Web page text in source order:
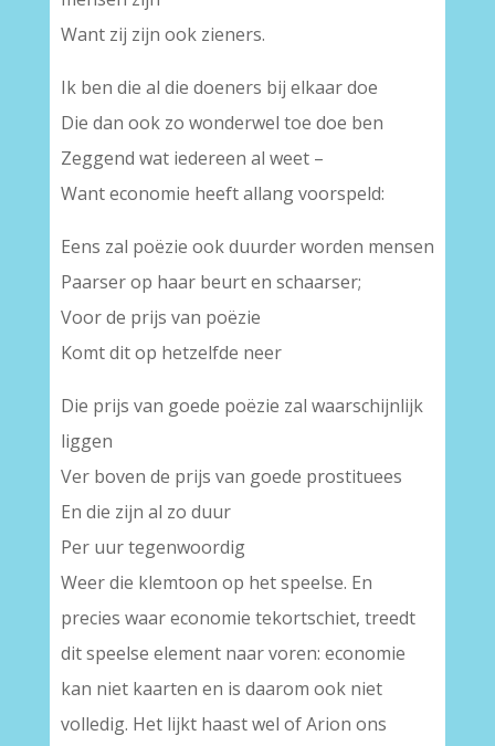
Want zij zijn ook zieners.
Ik ben die al die doeners bij elkaar doe
Die dan ook zo wonderwel toe doe ben
Zeggend wat iedereen al weet –
Want economie heeft allang voorspeld:
Eens zal poëzie ook duurder worden mensen
Paarser op haar beurt en schaarser;
Voor de prijs van poëzie
Komt dit op hetzelfde neer
Die prijs van goede poëzie zal waarschijnlijk
liggen
Ver boven de prijs van goede prostituees
En die zijn al zo duur
Per uur tegenwoordig
Weer die klemtoon op het speelse. En
precies waar economie tekortschiet, treedt
dit speelse element naar voren: economie
kan niet kaarten en is daarom ook niet
volledig. Het lijkt haast wel of Arion ons